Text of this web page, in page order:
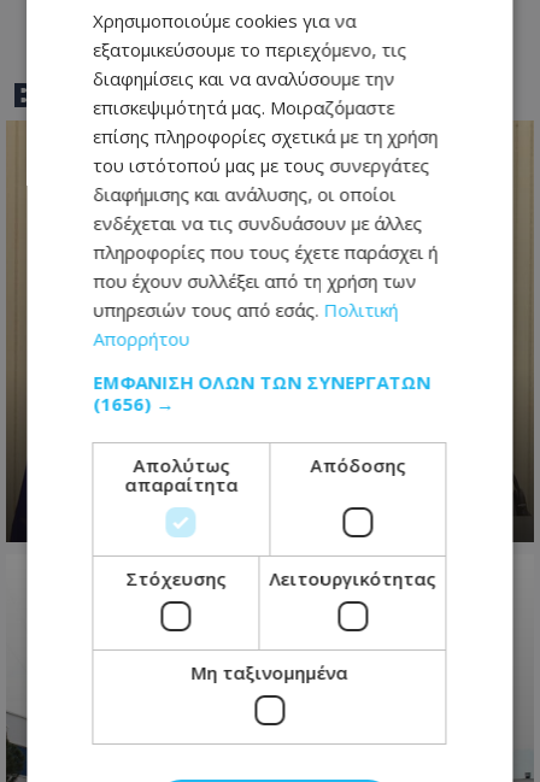
BEST OFTOTHEMAONLINE
«Το πάρτι έχει τελειώσει»
διαμήνυσε ο Πρόεδρος
Χριστοδουλίδης για διορισμούς -
εκλογές
08.08.2026 - 22:54
Χρησιμοποιούμε cookies για να
εξατομικεύσουμε το περιεχόμενο, τις
διαφημίσεις και να αναλύσουμε την
επισκεψιμότητά μας. Μοιραζόμαστε
επίσης πληροφορίες σχετικά με τη χρήση
του ιστότοπού μας με τους συνεργάτες
διαφήμισης και ανάλυσης, οι οποίοι
ενδέχεται να τις συνδυάσουν με άλλες
πληροφορίες που τους έχετε παράσχει ή
που έχουν συλλέξει από τη χρήση των
υπηρεσιών τους από εσάς. Πολιτική
Απορρήτου
ΕΜΦΆΝΙΣΗ ΌΛΩΝ ΤΩΝ ΣΥΝΕΡΓΑΤΏΝ
(1656) →
Απολύτως
απαραίτητα
Απόδοσης
Στόχευσης Λειτουργικότητας
Μη ταξινομημένα